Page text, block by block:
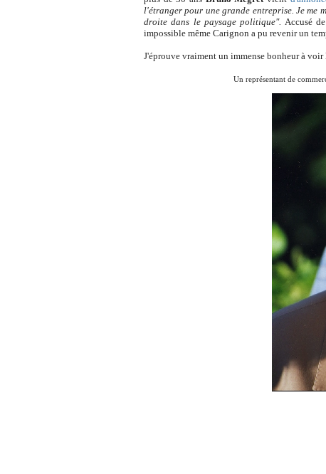
l'étranger pour une grande entreprise. Je me
droite dans le paysage politique". Accusé
impossible même Carignon a pu revenir un
J'éprouve vraiment un immense bonheur à
Un représentant de